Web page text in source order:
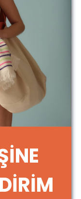
63cm / Basen 90cm /
daha uzun süreli
Unutmayın ki
bir Dünya bırakmak
önem